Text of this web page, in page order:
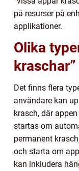
på resurser på
applikationer.
Olika
kraschar”
Det finns flera
användare kan
krasch, där
startas om
permanent
och starta om
kan inkludera